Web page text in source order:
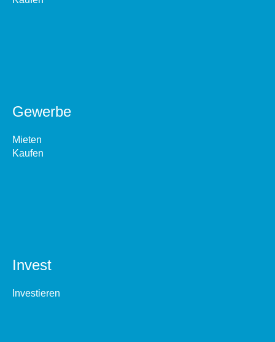
Gewerbe
Mieten
Kaufen
Invest
Investieren